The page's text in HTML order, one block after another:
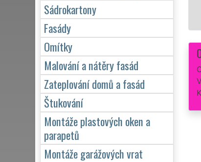
Sádrokartony
Fasády
Omítky
Malování a nátěry fasád
Zateplování domů a fasád
Štukování
Montáže plastových oken a
parapetů
Montáže garážových vrat